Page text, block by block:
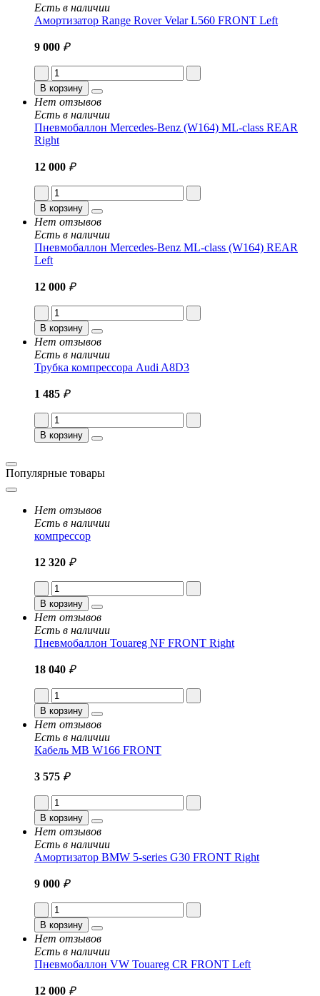
Есть в наличии
Амортизатор Range Rover Velar L560 FRONT Left
9 000 ₽
В корзину
Нет отзывов
Есть в наличии
Пневмобаллон Mercedes-Benz (W164) ML-class REAR
Right
12 000 ₽
В корзину
Нет отзывов
Есть в наличии
Пневмобаллон Mercedes-Benz ML-class (W164) REAR
Left
12 000 ₽
В корзину
Нет отзывов
Есть в наличии
Трубка компрессора Audi A8D3
1 485 ₽
В корзину
Популярные товары
Нет отзывов
Есть в наличии
компрессор
12 320 ₽
В корзину
Нет отзывов
Есть в наличии
Пневмобаллон Touareg NF FRONT Right
18 040 ₽
В корзину
Нет отзывов
Есть в наличии
Кабель MB W166 FRONT
3 575 ₽
В корзину
Нет отзывов
Есть в наличии
Амортизатор BMW 5-series G30 FRONT Right
9 000 ₽
В корзину
Нет отзывов
Есть в наличии
Пневмобаллон VW Touareg CR FRONT Left
12 000 ₽